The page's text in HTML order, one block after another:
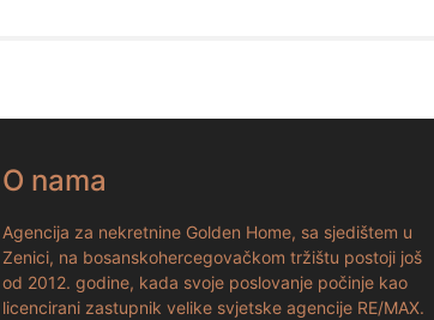
O nama
Agencija za nekretnine Golden Home, sa sjedištem u
Zenici, na bosanskohercegovačkom tržištu postoji još
od 2012. godine, kada svoje poslovanje počinje kao
licencirani zastupnik velike svjetske agencije RE/MAX.